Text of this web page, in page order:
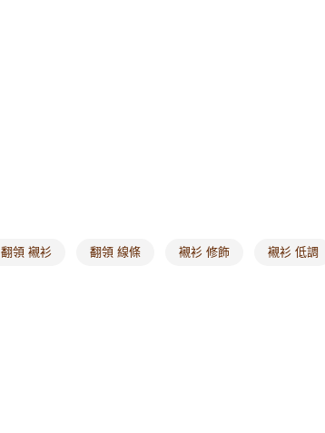
每筆NT$60，滿NT$1,000(含以上)免運費
翻領 襯衫 翻領 線條 襯衫 修飾 襯衫 低調